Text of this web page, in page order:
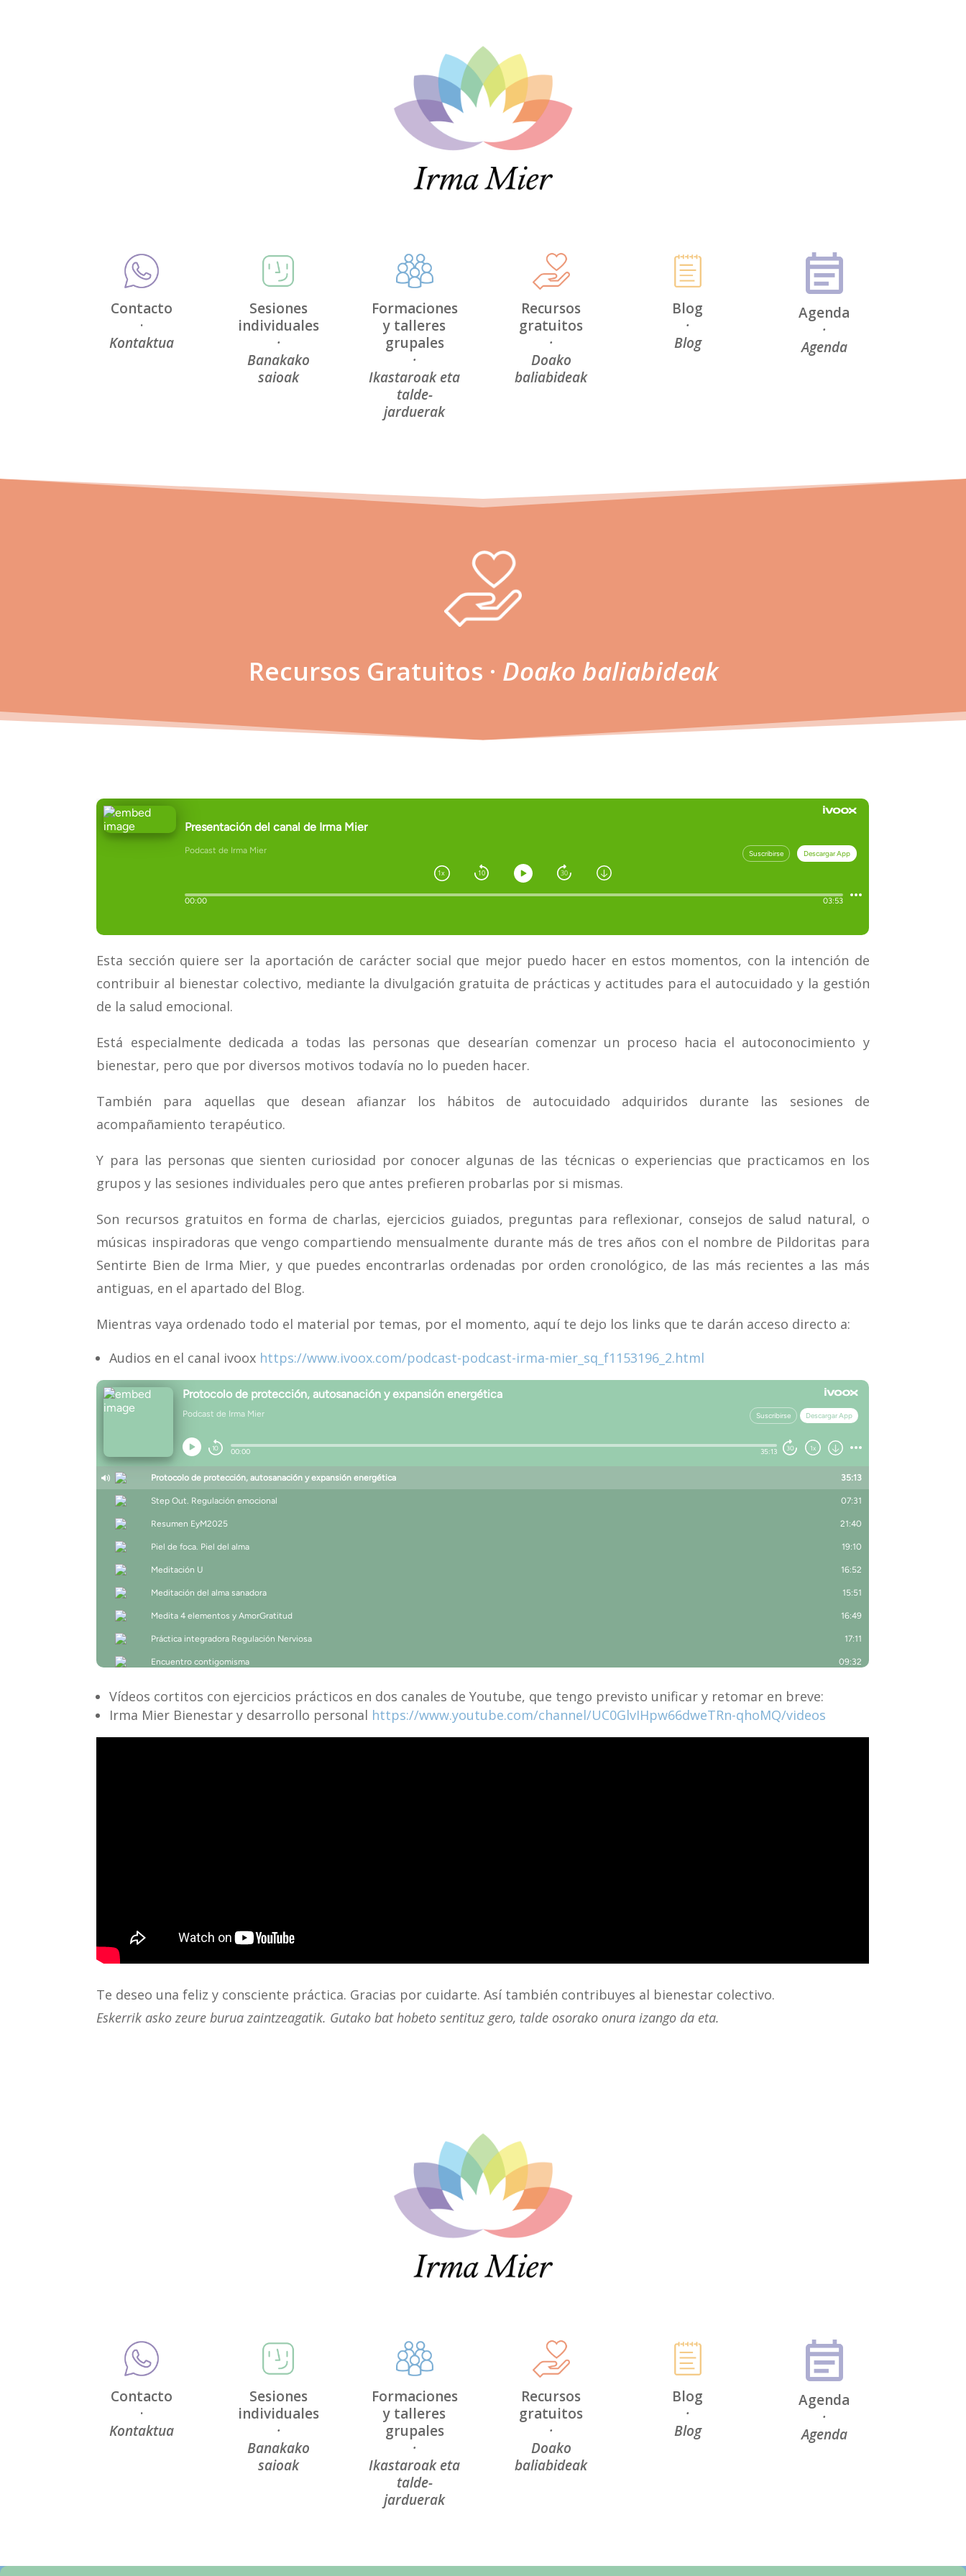
Contacto
·
Kontaktua
Sesiones
individuales
·
Banakako
saioak
Formaciones
y talleres
grupales
·
Ikastaroak eta
talde-
jarduerak
Recursos
gratuitos
·
Doako
baliabideak
Blog
·
Blog
Agenda
·
Agenda
Recursos Gratuitos · Doako baliabideak
Esta sección quiere ser la aportación de carácter social que mejor puedo hacer en estos momentos, con la intención de
contribuir al bienestar colectivo, mediante la divulgación gratuita de prácticas y actitudes para el autocuidado y la gestión
de la salud emocional.
Está especialmente dedicada a todas las personas que desearían comenzar un proceso hacia el autoconocimiento y
bienestar, pero que por diversos motivos todavía no lo pueden hacer.
También para aquellas que desean afianzar los hábitos de autocuidado adquiridos durante las sesiones de
acompañamiento terapéutico.
Y para las personas que sienten curiosidad por conocer algunas de las técnicas o experiencias que practicamos en los
grupos y las sesiones individuales pero que antes prefieren probarlas por si mismas.
Son recursos gratuitos en forma de charlas, ejercicios guiados, preguntas para reflexionar, consejos de salud natural, o
músicas inspiradoras que vengo compartiendo mensualmente durante más de tres años con el nombre de Pildoritas para
Sentirte Bien de Irma Mier, y que puedes encontrarlas ordenadas por orden cronológico, de las más recientes a las más
antiguas, en el apartado del Blog.
Mientras vaya ordenado todo el material por temas, por el momento, aquí te dejo los links que te darán acceso directo a:
Audios en el canal ivoox https://www.ivoox.com/podcast-podcast-irma-mier_sq_f1153196_2.html
Vídeos cortitos con ejercicios prácticos en dos canales de Youtube, que tengo previsto unificar y retomar en breve:
Irma Mier Bienestar y desarrollo personal https://www.youtube.com/channel/UC0GlvIHpw66dweTRn-qhoMQ/videos
Te deseo una feliz y consciente práctica. Gracias por cuidarte. Así también contribuyes al bienestar colectivo.
Eskerrik asko zeure burua zaintzeagatik. Gutako bat hobeto sentituz gero, talde osorako onura izango da eta.
Contacto
·
Kontaktua
Sesiones
individuales
·
Banakako
saioak
Formaciones
y talleres
grupales
·
Ikastaroak eta
talde-
jarduerak
Recursos
gratuitos
·
Doako
baliabideak
Blog
·
Blog
Agenda
·
Agenda